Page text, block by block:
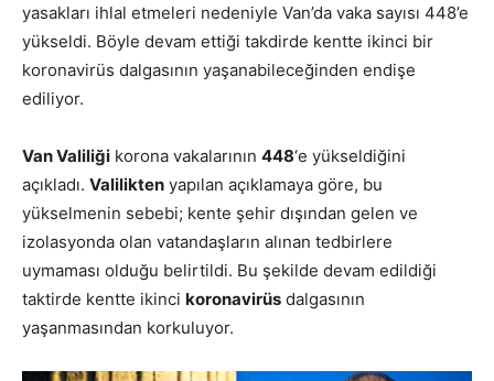
yasakları ihlal etmeleri nedeniyle Van’da vaka sayısı 448’e
yükseldi. Böyle devam ettiği takdirde kentte ikinci bir
koronavirüs dalgasının yaşanabileceğinden endişe
ediliyor.
Van Valiliği korona vakalarının 448‘e yükseldiğini
açıkladı. Valilikten yapılan açıklamaya göre, bu
yükselmenin sebebi; kente şehir dışından gelen ve
izolasyonda olan vatandaşların alınan tedbirlere
uymaması olduğu belirtildi. Bu şekilde devam edildiği
taktirde kentte ikinci koronavirüs dalgasının
yaşanmasından korkuluyor.